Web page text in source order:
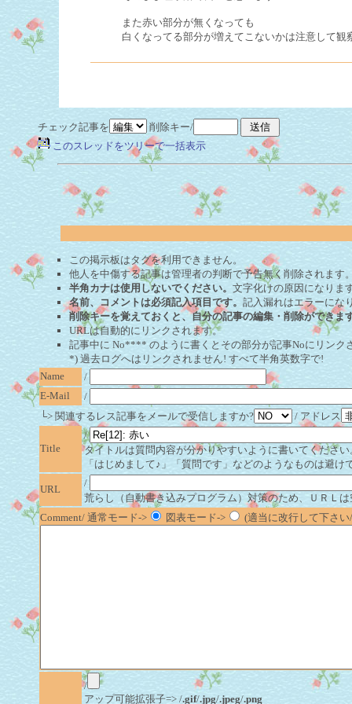
また赤い部分が無くなっても
白くなってる部分が増えてこないかは注意して観
チェック記事を
削除キー/
このスレッドをツリーで一括表示
この掲示板はタグを利用できません。
他人を中傷する記事は管理者の判断で予告無く削除されます
半角カナは使用しないでください。 文字化けの原因になりま
名前、コメントは必須記入項目です。 記入漏れはエラーにな
削除キーを覚えておくと、自分の記事の編集・削除ができま
URLは自動的にリンクされます。
記事中に No**** のように書くとその部分が記事Noにリン
*) 過去ログへはリンクされません! すべて半角英数字で!
Name
/
E-Mail
/
└> 関連するレス記事をメールで受信しますか?
/ アドレス
Title
/
タイトルは質問内容が分かりやすいように書いてください
「はじめまして♪」「質問です」などのようなものは避け
URL
/
荒らし（自動書き込みプログラム）対策のため、ＵＲＬ
Comment/ 通常モード->
図表モード-> (適当に改行して下さ
/
アップ可能拡張子=> /.gif/.jpg/.jpeg/.png